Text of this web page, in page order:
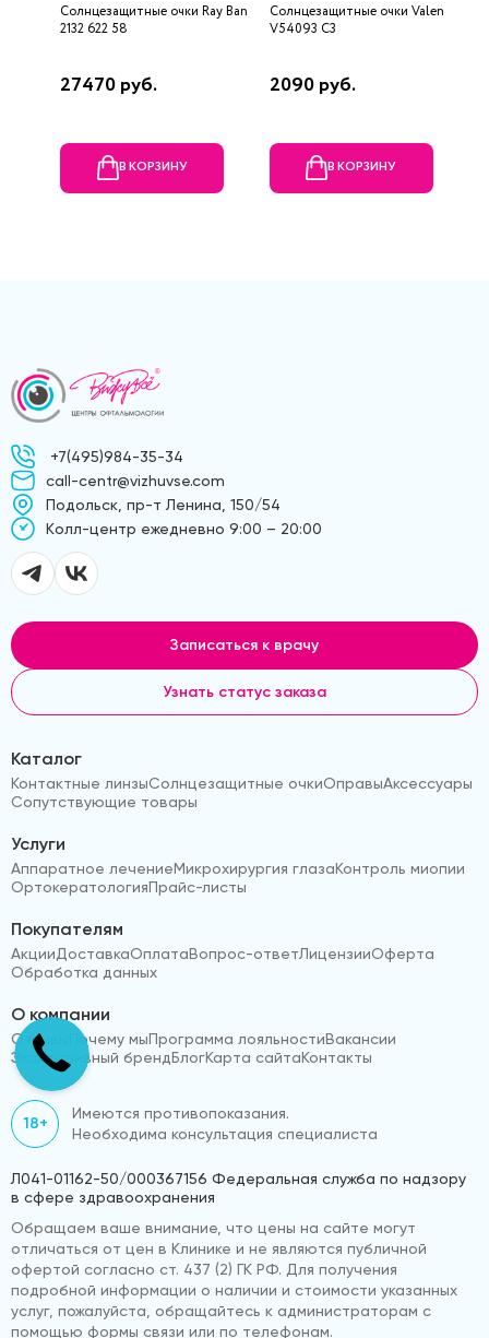
Солнцезащитные очки Ray Ban
2132 622 58
27470 руб.
В КОРЗИНУ
Солнцезащитные очки Valencia
V54093 C3
2090 руб.
В КОРЗИНУ
+7(495)984-35-34
call-centr@vizhuvse.com
Подольск, пр-т Ленина, 150/54
Kолл-центр ежедневно 9:00 – 20:00
Записаться к врачу
Узнать статус заказа
Каталог
Контактные линзыСолнцезащитные очкиОправыАксессуары
Сопутствующие товары
Услуги
Аппаратное лечениеМикрохирургия глазаКонтроль миопии
ОртокератологияПрайс-листы
Покупателям
АкцииДоставкаОплатаВопрос-ответЛицензииОферта
Обработка данных
О компании
Отзывы Почему мыПрограмма лояльностиВакансии
Эксклюзивный брендБлогКарта сайтаКонтакты
18+
Имеются противопоказания.
Необходима консультация специалиста
Л041-01162-50/000367156 Федеральная служба по надзору
в сфере здравоохранения
Обращаем ваше внимание, что цены на сайте могут
отличаться от цен в Клинике и не являются публичной
офертой согласно ст. 437 (2) ГК РФ. Для получения
подробной информации о наличии и стоимости указанных
услуг, пожалуйста, обращайтесь к администраторам с
помощью формы связи или по телефонам.